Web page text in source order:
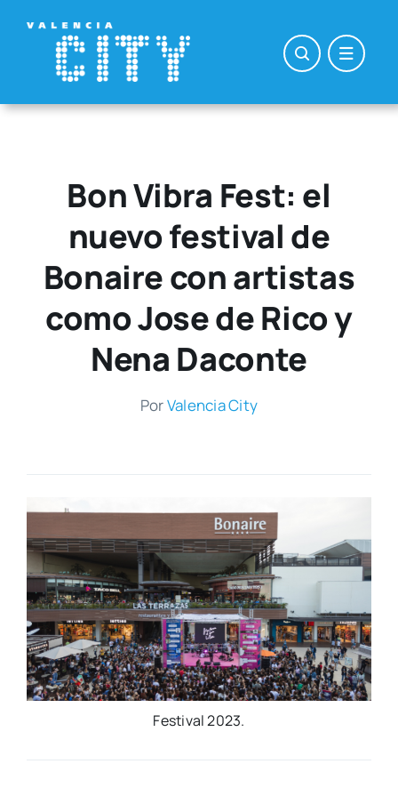
contenido
Bon Vibra Fest: el
nuevo festival de
Bonaire con artistas
como Jose de Rico y
Nena Daconte
PorValen­cia City
Fes­ti­val 2023.